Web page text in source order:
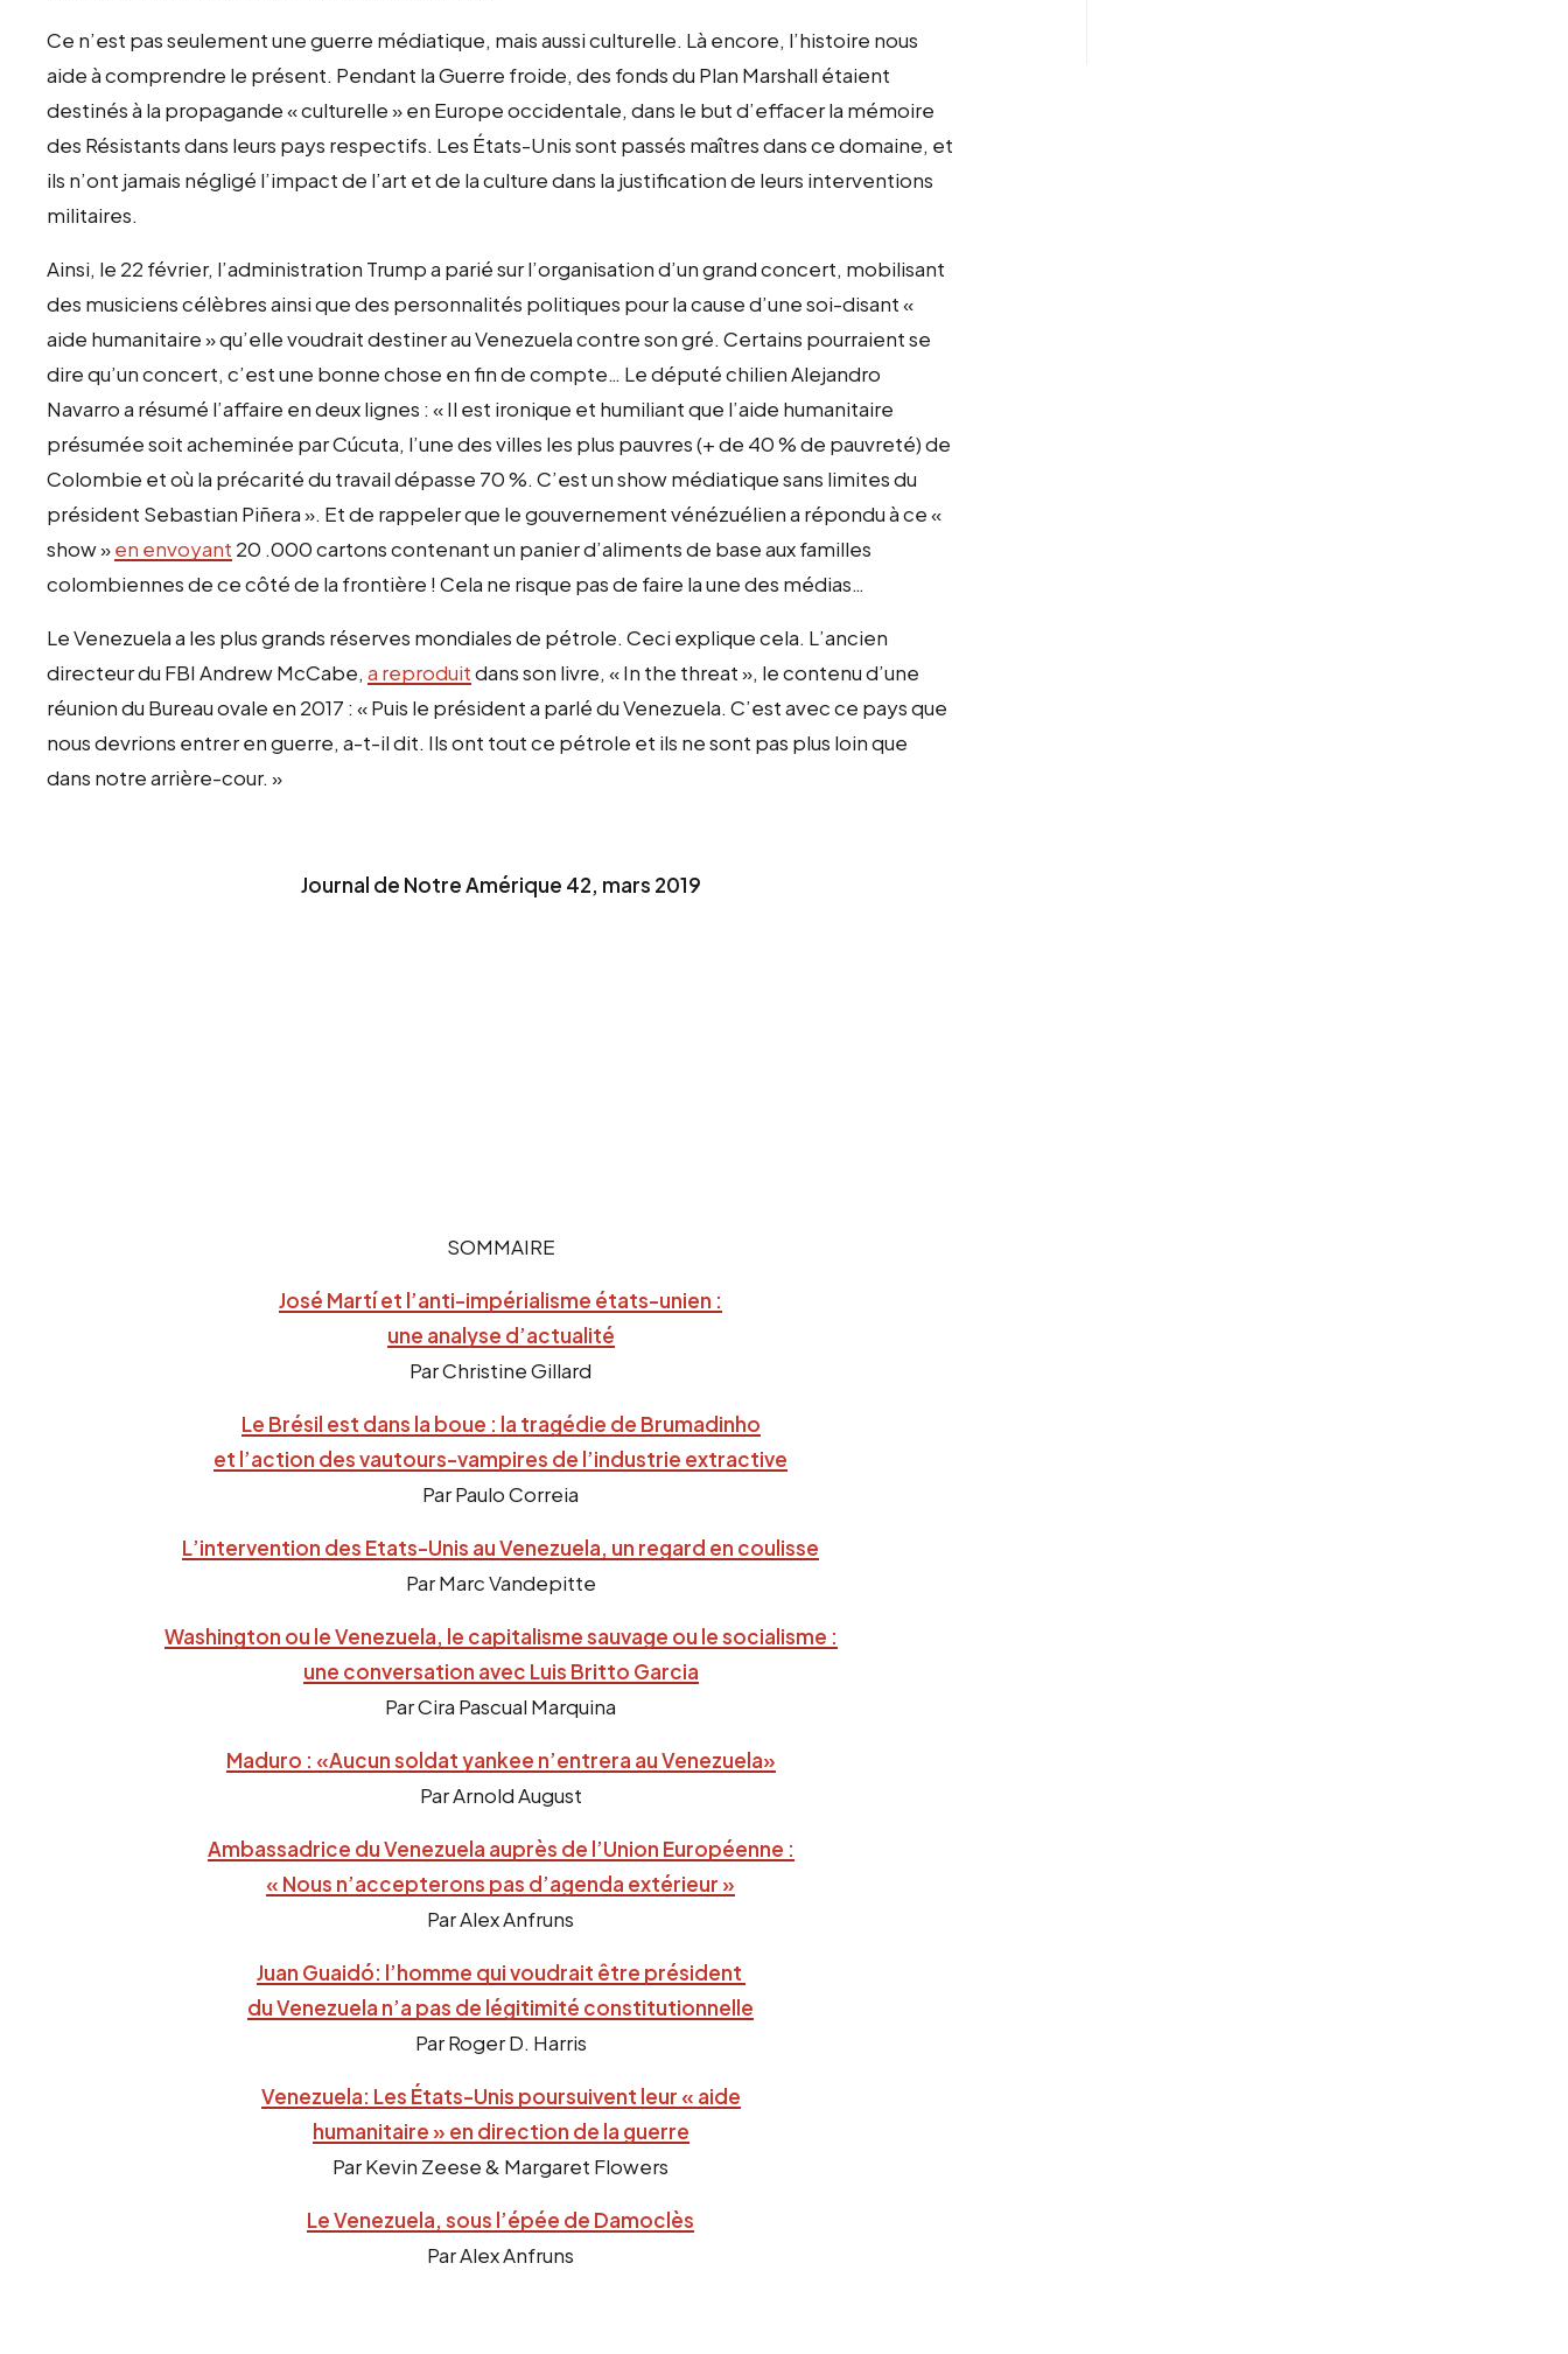
Ce n’est pas seulement une guerre médiatique, mais aussi culturelle. Là encore, l’histoire nous
aide à comprendre le présent. Pendant la Guerre froide, des fonds du Plan Marshall étaient
destinés à la propagande«culturelle»en Europe occidentale, dans le but d’effacer la mémoire
des Résistants dans leurs pays respectifs. Les États-Unis sont passés maîtres dans ce domaine, et
ils n’ont jamais négligé l’impact de l’art et de la culture dans la justification de leurs interventions
militaires.
Ainsi, le 22 février, l’administration Trump a parié sur l’organisation d’un grand concert, mobilisant
des musiciens célèbres ainsi que des personnalités politiques pour la cause d’une soi-disant«
aide humanitaire » qu’elle voudrait destiner au Venezuela contre son gré. Certains pourraient se
dire qu’un concert, c’est une bonne chose en fin de compte… Le député chilien Alejandro
Navarro a résumé l’affaire en deux lignes :«Il est ironique et humiliant que l’aide humanitaire
présumée soit acheminée par Cúcuta, l’une des villes les plus pauvres (+ de 40 % de pauvreté) de
Colombie et où la précarité du travail dépasse 70 %. C’est un show médiatique sans limites du
président Sebastian Piñera». Et de rappeler que le gouvernement vénézuélien a répondu à ce«
show»en envoyant 20 .000 cartons contenant un panier d’aliments de base aux familles
colombiennes de ce côté de la frontière ! Cela ne risque pas de faire la une des médias…
Le Venezuela a les plus grands réserves mondiales de pétrole. Ceci explique cela. L’ancien
directeur du FBI Andrew McCabe,a reproduitdans son livre, « In the threat », le contenu d’une
réunion du Bureau ovale en 2017 :«Puis le président a parlé du Venezuela. C’est avec ce pays que
nous devrions entrer en guerre, a-t-il dit. Ils ont tout ce pétrole et ils ne sont pas plus loin que
dans notre arrière-cour.»
Journal de Notre Amérique 42, mars 2019
SOMMAIRE
José Martí et l’anti-impérialisme états-unien :
une analyse d’actualité
Par Christine Gillard
Le Brésil est dans la boue : la tragédie de Brumadinho
et l’action des vautours-vampires de l’industrie extractive
Par Paulo Correia
L’intervention des Etats-Unis au Venezuela, un regard en coulisse
Par Marc Vandepitte
Washington ou le Venezuela, le capitalisme sauvage ou le socialisme :
une conversation avec Luis Britto Garcia
Par Cira Pascual Marquina
Maduro : «Aucun soldat yankee n’entrera au Venezuela»
Par Arnold August
Ambassadrice du Venezuela auprès de l’Union Européenne :
« Nous n’accepterons pas d’agenda extérieur »
Par Alex Anfruns
Juan Guaidó: l’homme qui voudrait être président
du Venezuela n’a pas de légitimité constitutionnelle
Par Roger D. Harris
Venezuela: Les États-Unis poursuivent leur « aide
humanitaire » en direction de la guerre
Par Kevin Zeese & Margaret Flowers
Le Venezuela, sous l’épée de Damoclès
Par Alex Anfruns